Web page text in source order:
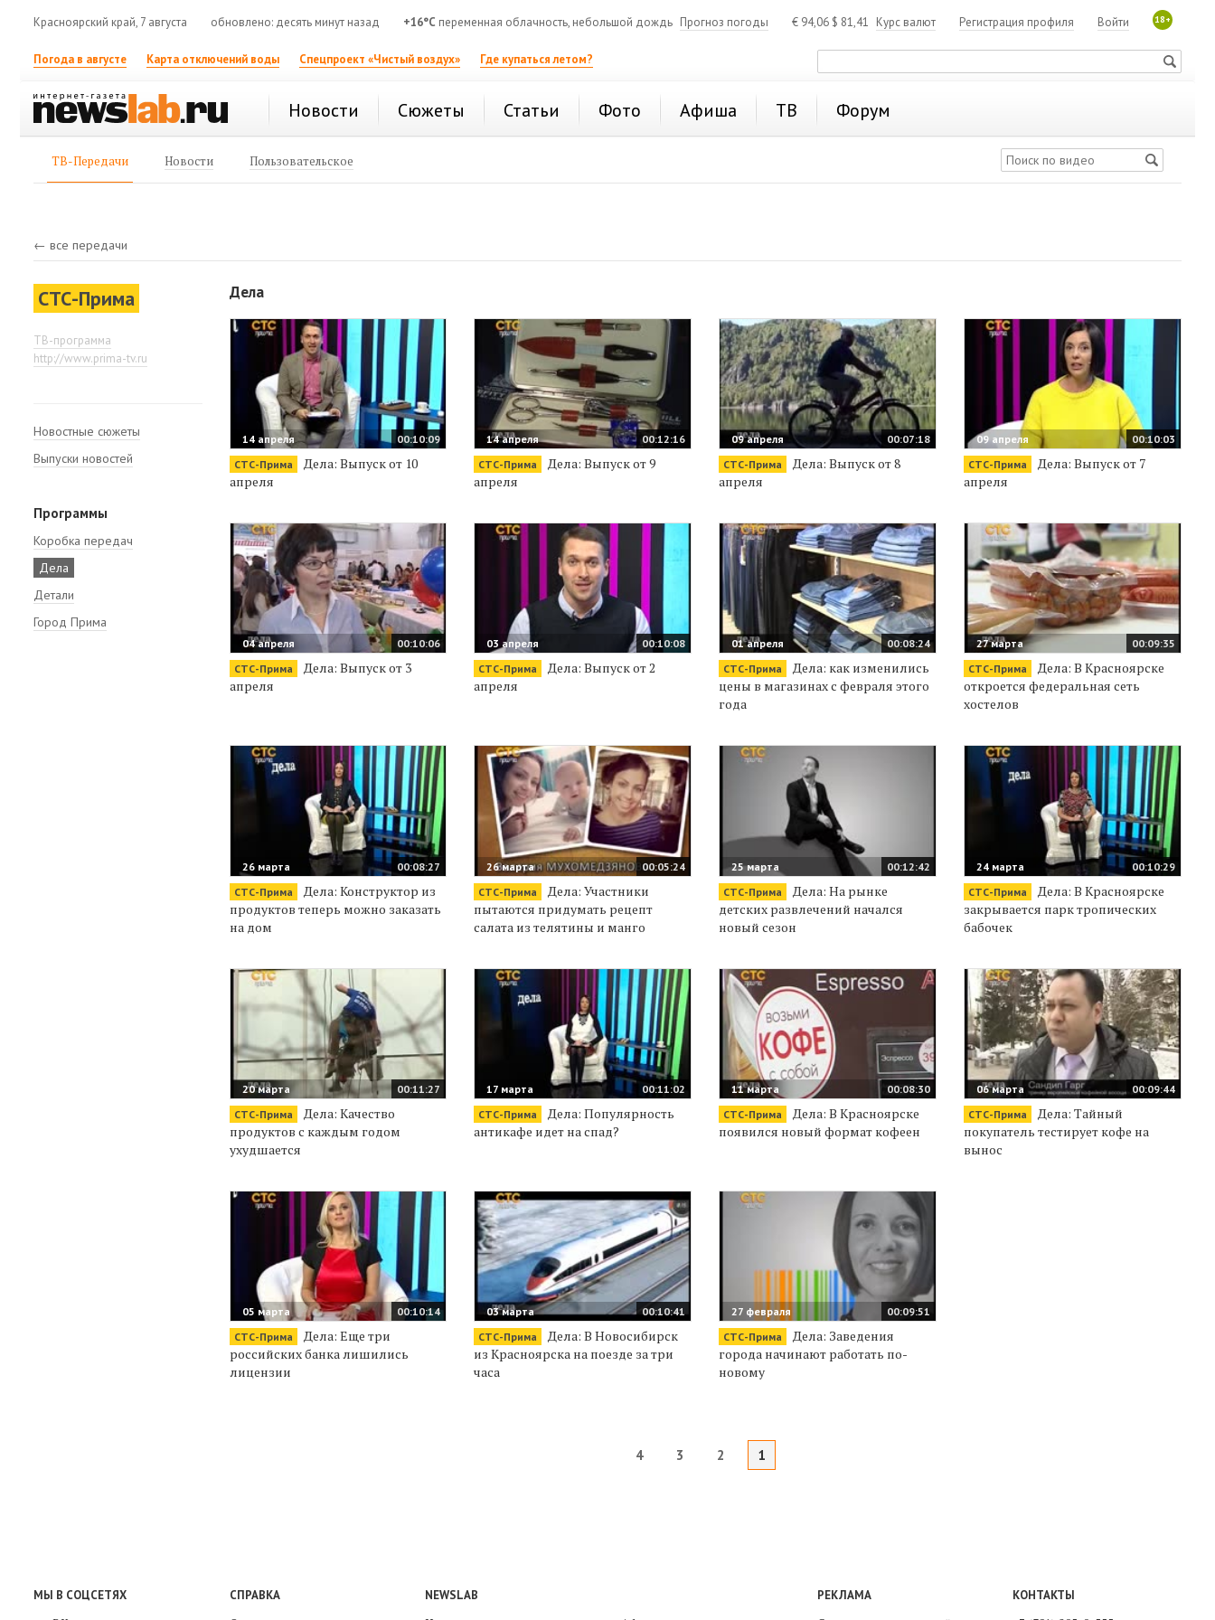
Красноярский край, 7 августа обновлено: десять минут назад +16°C переменная облачность, небольшой дождь Прогноз погоды € 94,06 $ 81,41 Курс валют 18+
Войти
Регистрация профиля
Погода в августе Карта отключений воды Спецпроект «Чистый воздух» Где купаться летом?
Новости Сюжеты Статьи Фото Афиша ТВ Форум
ТВ-Передачи Новости Пользовательское
← все передачи
СТС-Прима
ТВ-программа
http://www.prima-tv.ru
Новостные сюжеты
Выпуски новостей
Программы
Коробка передач
Дела
Детали
Город Прима
Дела
00:10:09
14 апреля
СТС-Прима
Дела: Выпуск от 10
апреля
00:12:16
14 апреля
СТС-Прима
Дела: Выпуск от 9
апреля
00:07:18
09 апреля
СТС-Прима
Дела: Выпуск от 8
апреля
00:10:03
09 апреля
СТС-Прима
Дела: Выпуск от 7
апреля
00:10:06
04 апреля
СТС-Прима
Дела: Выпуск от 3
апреля
00:10:08
03 апреля
СТС-Прима
Дела: Выпуск от 2
апреля
00:08:24
01 апреля
СТС-Прима
Дела: как изменились
цены в магазинах с февраля этого
года
00:09:35
27 марта
СТС-Прима
Дела: В Красноярске
откроется федеральная сеть
хостелов
00:08:27
26 марта
СТС-Прима
Дела: Конструктор из
продуктов теперь можно заказать
на дом
00:05:24
26 марта
СТС-Прима
Дела: Участники
пытаются придумать рецепт
салата из телятины и манго
00:12:42
25 марта
СТС-Прима
Дела: На рынке
детских развлечений начался
новый сезон
00:10:29
24 марта
СТС-Прима
Дела: В Красноярске
закрывается парк тропических
бабочек
00:11:27
20 марта
СТС-Прима
Дела: Качество
продуктов с каждым годом
ухудшается
00:11:02
17 марта
СТС-Прима
Дела: Популярность
антикафе идет на спад?
00:08:30
11 марта
СТС-Прима
Дела: В Красноярске
появился новый формат кофеен
00:09:44
06 марта
СТС-Прима
Дела: Тайный
покупатель тестирует кофе на
вынос
00:10:14
05 марта
СТС-Прима
Дела: Еще три
российских банка лишились
лицензии
00:10:41
03 марта
СТС-Прима
Дела: В Новосибирск
из Красноярска на поезде за три
часа
00:09:51
27 февраля
СТС-Прима
Дела: Заведения
города начинают работать по-
новому
4 3 2 1
МЫ В СОЦСЕТЯХ СПРАВКА NEWSLAB РЕКЛАМА КОНТАКТЫ